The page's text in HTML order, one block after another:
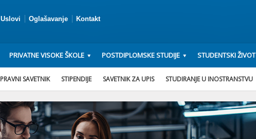
Uslovi Oglašavanje Kontakt
PRIVATNE VISOKE ŠKOLE POSTDIPLOMSKE STUDIJE STUDENTSKI ŽIVOT
PRAVNI SAVETNIK STIPENDIJE SAVETNIK ZA UPIS STUDIRANJE U INOSTRANSTVU